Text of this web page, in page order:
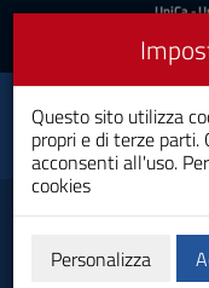
Vai
al
UniCa
Accedi
UniCa-
Toggle
navigation Laurea
Referenti
Questo sito utilizza
propri e di terze parti.
acconsenti all'uso.
cookies
Personalizza